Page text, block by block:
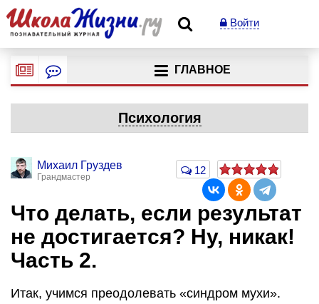
Войти
ГЛАВНОЕ
Психология
Михаил Груздев
Грандмастер
12
Что делать, если результат
не достигается? Ну, никак!
Часть 2.
Итак, учимся преодолевать «синдром мухи».